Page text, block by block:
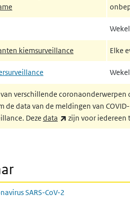
kiemsurveillance Elke
verschillende
de data van de meldingen van
Deze data (externe link)
zijn voor iedereen
SARS-CoV-2